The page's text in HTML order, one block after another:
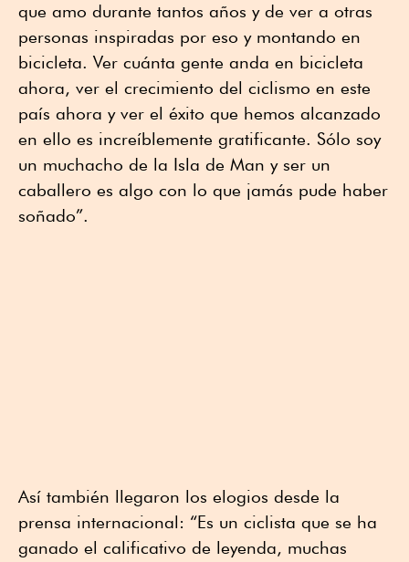
que amo durante tantos años y de ver a otras
personas inspiradas por eso y montando en
bicicleta. Ver cuánta gente anda en bicicleta
ahora, ver el crecimiento del ciclismo en este
país ahora y ver el éxito que hemos alcanzado
en ello es increíblemente gratificante. Sólo soy
un muchacho de la Isla de Man y ser un
caballero es algo con lo que jamás pude haber
soñado”.
Así también llegaron los elogios desde la
prensa internacional: “Es un ciclista que se ha
ganado el calificativo de leyenda, muchas